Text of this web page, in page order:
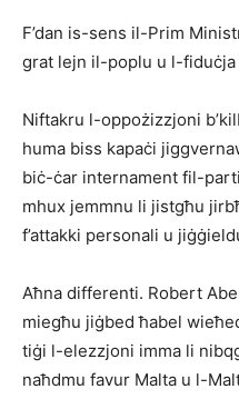
F’dan is-sens il-Prim
grat lejn il-poplu u l-
Niftakru l-oppożizzjoni
huma biss kapaċi
biċ-ċar internament fil-
mhux jemmnu li jistgħu
f’attakki personali u
Aħna differenti. Robert
miegħu jiġbed ħabel
tiġi l-elezzjoni imma li
naħdmu favur Malta u l-